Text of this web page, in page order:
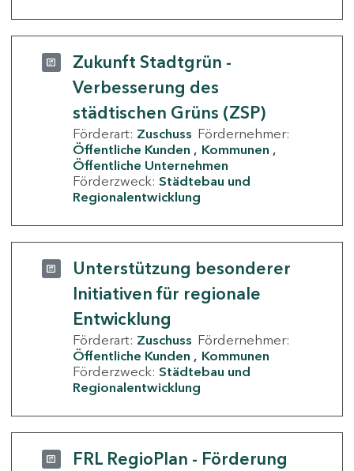
Zukunft Stadtgrün -
Verbesserung des
städtischen Grüns (ZSP)
Förderart: Zuschuss Fördernehmer:
Öffentliche Kunden
Kommunen
Öffentliche Unternehmen
Förderzweck: Städtebau und
Regionalentwicklung
Unterstützung besonderer
Initiativen für regionale
Entwicklung
Förderart: Zuschuss Fördernehmer:
Öffentliche Kunden
Kommunen
Förderzweck: Städtebau und
Regionalentwicklung
FRL RegioPlan - Förderung